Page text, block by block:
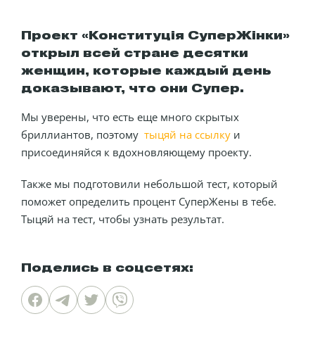
Проект «Конституція СуперЖінки»
открыл всей стране десятки
женщин, которые каждый день
доказывают, что они Супер.
Мы уверены, что есть еще много скрытых
бриллиантов, поэтому тыцяй на ссылку и
присоединяйся к вдохновляющему проекту.
Также мы подготовили небольшой тест, который
поможет определить процент СуперЖены в тебе.
Тыцяй на тест, чтобы узнать результат.
Поделись в соцсетях: